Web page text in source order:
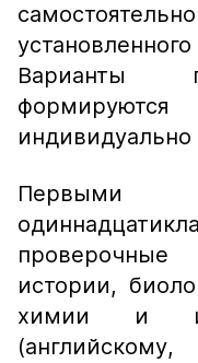
Варианты
индивидуально
истории,
химии и